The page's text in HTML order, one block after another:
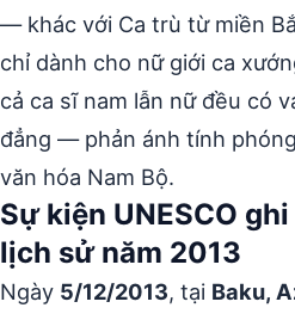
— khác với Ca trù từ miền
chỉ dành cho nữ giới ca
cả ca sĩ nam lẫn nữ đều có
đẳng — phản ánh tính
văn hóa Nam Bộ.
Sự kiện UNESCO
lịch sử năm 2013
Ngày 5/12/2013, tại Baku,